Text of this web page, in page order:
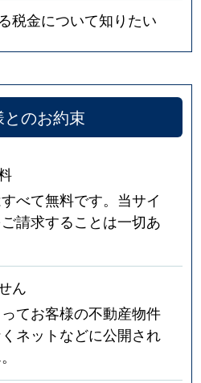
税金について知りたい
のお約束
べて無料です。当サイ
請求することは一切あ
ん
てお客様の不動産物件
ネットなどに公開され